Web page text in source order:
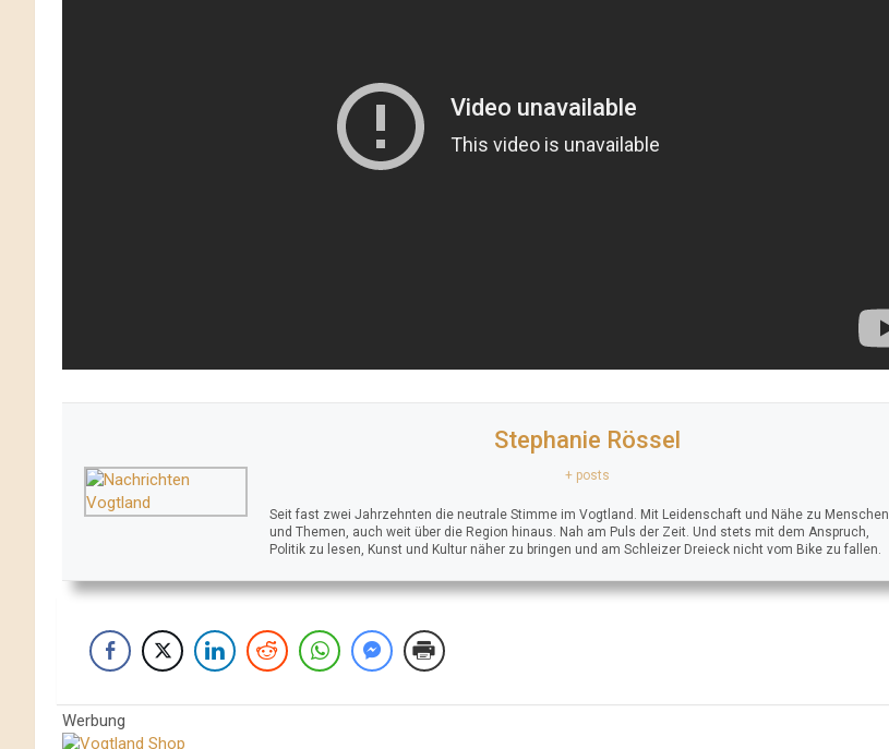
Stephanie Rössel
+ posts
Seit fast zwei Jahrzehnten die neutrale Stimme im Vogtland. Mit Leidenschaft und Nähe zu Menschen
und Themen, auch weit über die Region hinaus. Nah am Puls der Zeit. Und stets mit dem Anspruch,
Politik zu lesen, Kunst und Kultur näher zu bringen und am Schleizer Dreieck nicht vom Bike zu fallen.
Werbung